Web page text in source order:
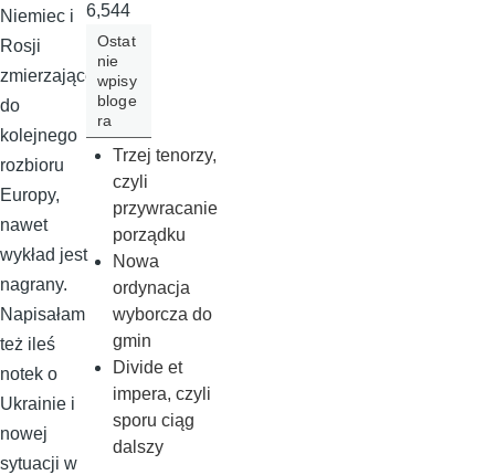
Niemiec i
Rosji
zmierzającej
do
kolejnego
rozbioru
Europy,
nawet
wykład jest
nagrany.
Napisałam
też ileś
notek o
Ukrainie i
nowej
sytuacji w
6,544
Ostat
nie
wpisy
bloge
ra
Trzej tenorzy,
czyli
przywracanie
porządku
Nowa
ordynacja
wyborcza do
gmin
Divide et
impera, czyli
sporu ciąg
dalszy